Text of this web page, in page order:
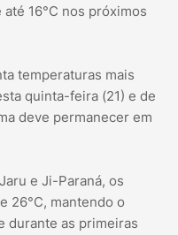
16°C nos próximos
temperaturas mais
quinta-feira (21) e de
deve permanecer em
e Ji-Paraná, os
26°C, mantendo o
durante as primeiras